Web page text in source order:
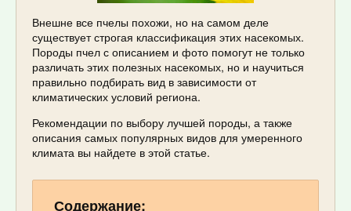
Внешне все пчелы похожи, но на самом деле
существует строгая классификация этих насекомых.
Породы пчел с описанием и фото помогут не только
различать этих полезных насекомых, но и научиться
правильно подбирать вид в зависимости от
климатических условий региона.
Рекомендации по выбору лучшей породы, а также
описания самых популярных видов для умеренного
климата вы найдете в этой статье.
Содержание: